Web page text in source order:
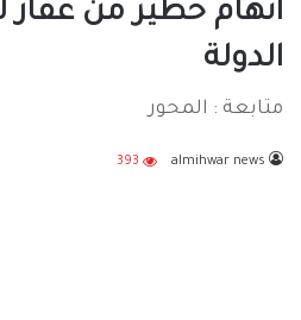
اتهام خطير من
الدولة
متابعة : المحور
almihwar news
393